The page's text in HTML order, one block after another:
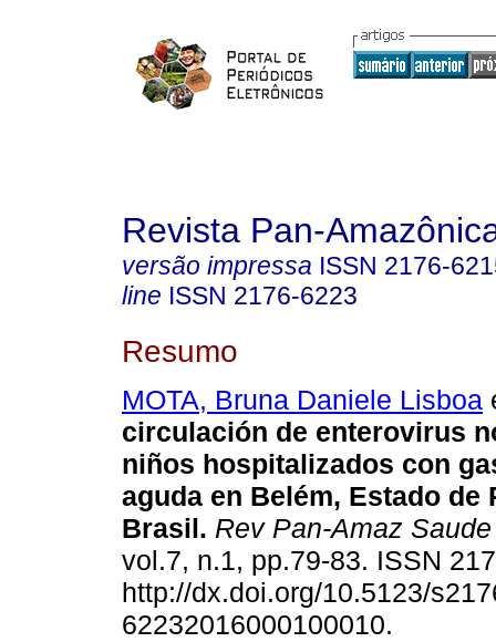
Revista Pan-
versão impressa ISSN 2176-
line ISSN 2176-6223
Resumo
MOTA, Bruna Daniele Lisboa
circulación de enterovirus
niños hospitalizados con
aguda en Belém, Estado de
Brasil. Rev Pan-Amaz Saude
vol.7, n.1, pp.79-83. ISSN
http://dx.doi.org/10.5123/
62232016000100010.